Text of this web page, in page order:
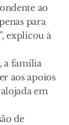
ao
para
explicou à
a família
aos apoios
em
de